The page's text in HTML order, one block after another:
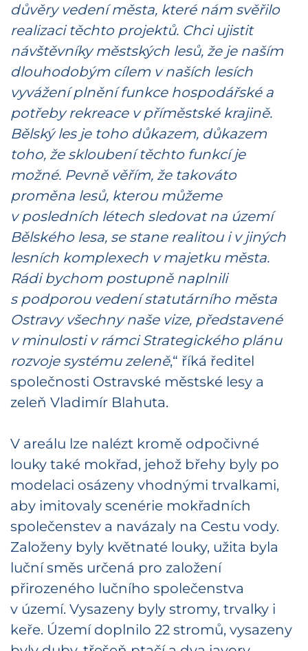
důvěry vedení města, které nám svěřilo
realizaci těchto projektů. Chci ujistit
návštěvníky městských lesů, že je naším
dlouhodobým cílem v naších lesích
vyvážení plnění funkce hospodářské a
potřeby rekreace v příměstské krajině.
Bělský les je toho důkazem, důkazem
toho, že skloubení těchto funkcí je
možné. Pevně věřím, že takováto
proměna lesů, kterou můžeme
v posledních létech sledovat na území
Bělského lesa, se stane realitou i v jiných
lesních komplexech v majetku města.
Rádi bychom postupně naplnili
s podporou vedení statutárního města
Ostravy všechny naše vize, představené
v minulosti v rámci Strategického plánu
rozvoje systému zeleně,“ říká ředitel
společnosti Ostravské městské lesy a
zeleň Vladimír Blahuta.
V areálu lze nalézt kromě odpočivné
louky také mokřad, jehož břehy byly po
modelaci osázeny vhodnými trvalkami,
aby imitovaly scenérie mokřadních
společenstev a navázaly na Cestu vody.
Založeny byly květnaté louky, užita byla
luční směs určená pro založení
přirozeného lučního společenstva
v území. Vysazeny byly stromy, trvalky i
keře. Území doplnilo 22 stromů, vysazeny